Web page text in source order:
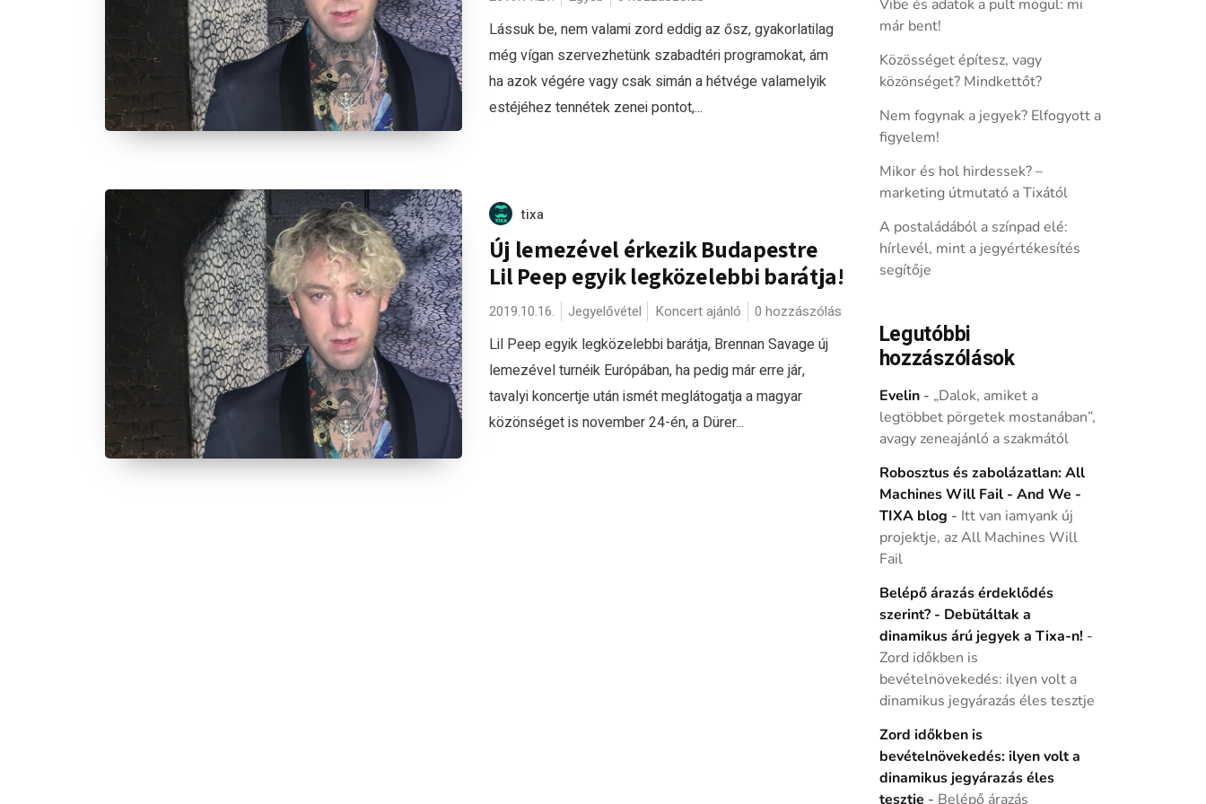
Lássuk be, nem valami zord eddig az ősz, gyakorlatilag
még vígan szervezhetünk szabadtéri programokat, ám
ha azok végére vagy csak simán a hétvége valamelyik
estéjéhez tennétek zenei pontot,...
tixa
Új lemezével érkezik Budapestre
Lil Peep egyik legközelebbi barátja!
2019.10.16. Jegyelővétel Koncert ajánló 0 hozzászólás
Lil Peep egyik legközelebbi barátja, Brennan Savage új
lemezével turnéik Európában, ha pedig már erre jár,
tavalyi koncertje után ismét meglátogatja a magyar
közönséget is november 24-én, a Dürer...
Vibe és adatok a pult mögül: mi
már bent!
Közösséget építesz, vagy
közönséget? Mindkettőt?
Nem fogynak a jegyek? Elfogyott a
figyelem!
Mikor és hol hirdessek? –
marketing útmutató a Tixától
A postaládából a színpad elé:
hírlevél, mint a jegyértékesítés
segítője
Legutóbbi
hozzászólások
Evelin- „Dalok, amiket a
legtöbbet pörgetek mostanában”,
avagy zeneajánló a szakmától
Robosztus és zabolázatlan: All
Machines Will Fail - And We -
TIXA blog - Itt van iamyank új
projektje, az All Machines Will
Fail
Belépő árazás érdeklődés
szerint? - Debütáltak a
dinamikus árú jegyek a Tixa-n! -
Zord időkben is
bevételnövekedés: ilyen volt a
dinamikus jegyárazás éles tesztje
Zord időkben is
bevételnövekedés: ilyen volt a
dinamikus jegyárazás éles
tesztje - Belépő árazás